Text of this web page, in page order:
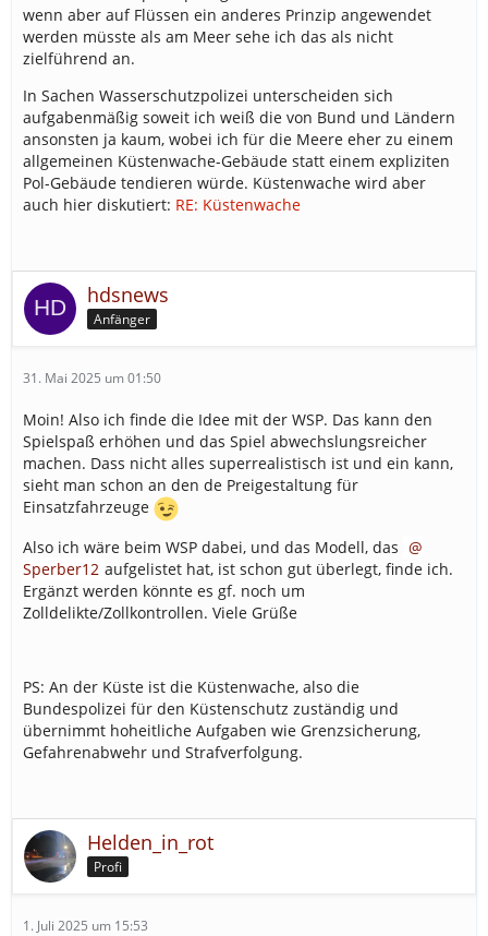
wenn aber auf Flüssen ein anderes Prinzip angewendet
werden müsste als am Meer sehe ich das als nicht
zielführend an.
In Sachen Wasserschutzpolizei unterscheiden sich
aufgabenmäßig soweit ich weiß die von Bund und Ländern
ansonsten ja kaum, wobei ich für die Meere eher zu einem
allgemeinen Küstenwache-Gebäude statt einem expliziten
Pol-Gebäude tendieren würde. Küstenwache wird aber
auch hier diskutiert: RE: Küstenwache
hdsnews
Anfänger
31. Mai 2025 um 01:50
Moin! Also ich finde die Idee mit der WSP. Das kann den
Spielspaß erhöhen und das Spiel abwechslungsreicher
machen. Dass nicht alles superrealistisch ist und ein kann,
sieht man schon an den de Preigestaltung für
Einsatzfahrzeuge
Also ich wäre beim WSP dabei, und das Modell, das
Sperber12 aufgelistet hat, ist schon gut überlegt, finde ich.
Ergänzt werden könnte es gf. noch um
Zolldelikte/Zollkontrollen. Viele Grüße
PS: An der Küste ist die Küstenwache, also die
Bundespolizei für den Küstenschutz zuständig und
übernimmt hoheitliche Aufgaben wie Grenzsicherung,
Gefahrenabwehr und Strafverfolgung.
Helden_in_rot
Profi
1. Juli 2025 um 15:53